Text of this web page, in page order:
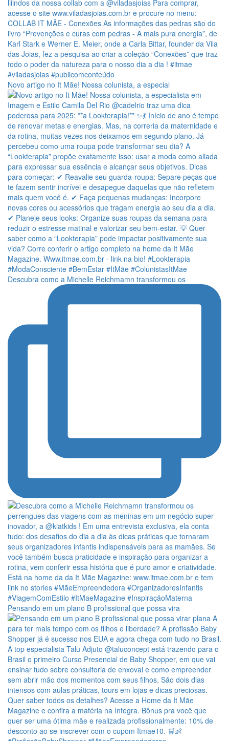
Novo artigo no It Mãe! Nossa colunista, a especial
Descubra como a Michelle Reichmamn transformou os
Pensando em um plano B profissional que possa vira